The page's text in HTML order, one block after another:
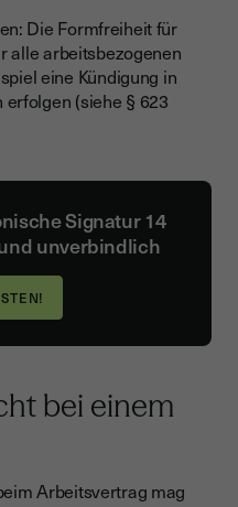
Die Formfreiheit für
alle arbeitsbezogenen
eine Kündigung in
(siehe § 623
Signatur 14
unverbindlich
bei einem
Arbeitsvertrag mag